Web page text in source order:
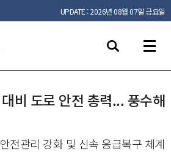
UPDATE : 2026년 08월 07일 금요일
비 도로 안전 총력... 풍수해
전관리 강화 및 신속 응급복구 체계